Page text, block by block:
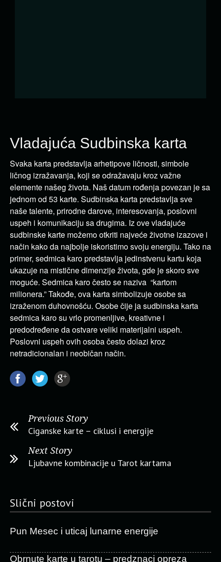
Vladajuća Sudbinska karta
Svaka karta predstavlja arhetipove ličnosti, simbole
ličnog izražavanja, koji se odražavaju kroz važne
elemente našeg života. Naš datum rođenja povezan je sa
jednom od 53 karte. Sudbinska karta predstavlja sve
naše talente, prirodne darove, interesovanja, poslovni
uspeh i komunikaciju sa drugima. Iz ove vladajuće
sudbinske karte možemo otkriti najveće životne izazove i
način kako da najbolje iskoristimo svoju energiju. Tako na
primer, sedmica karo predstavlja jedinstvenu kartu koja
ukazuje na mistične dimenzije života, gde je skoro sve
moguće. Sedmica karo često se naziva “kartom
milionera.” Takođe, ova karta simbolizuje osobe sa
izraženom duhovnošću. Osobe čije ja sudbinska karta
sedmica karo su vrlo promenljive, kreativne i
predodređene da ostvare veliki materijalni uspeh.
Poslovni uspeh ovih osoba često dolazi kroz
netradicionalan i neobičan način.
Previous Story
Ciganske karte – ciklusi i energije
Next Story
Ljubavne kombinacije u Tarot kartama
Slični postovi
Pun Mesec i uticaj lunarne energije
Obrnute karte u tarotu – predznaci opreza